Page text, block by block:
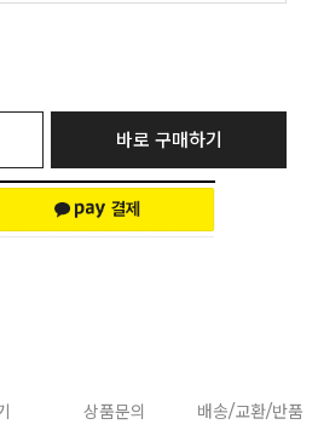
바로 구매하기
상품문의 배송/교환/반품